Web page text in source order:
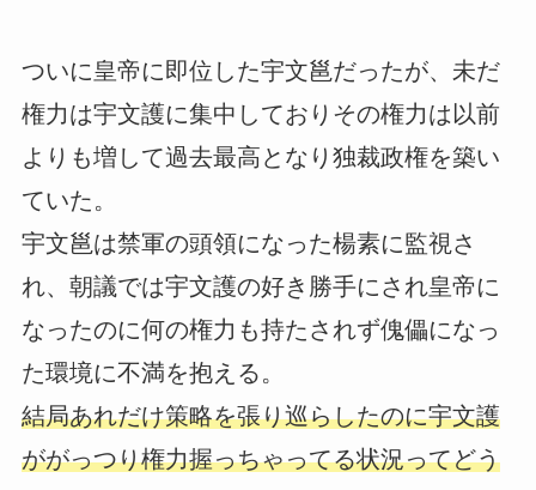
ついに皇帝に即位した宇文邕だったが、未だ
権力は宇文護に集中しておりその権力は以前
よりも増して過去最高となり独裁政権を築い
ていた。
宇文邕は禁軍の頭領になった楊素に監視さ
れ、朝議では宇文護の好き勝手にされ皇帝に
なったのに何の権力も持たされず傀儡になっ
た環境に不満を抱える。
結局あれだけ策略を張り巡らしたのに宇文護
ががっつり権力握っちゃってる状況ってどう